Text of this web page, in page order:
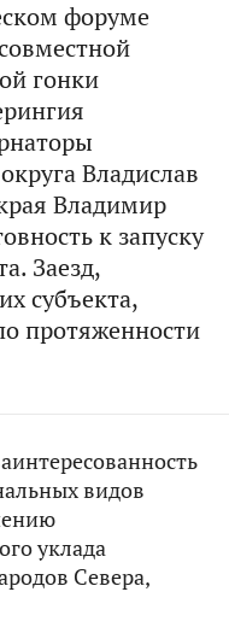
форуме
гонки
Владислав
Владимир
к запуску
Заезд,
субъекта,
протяженности
видов
уклада
Севера,